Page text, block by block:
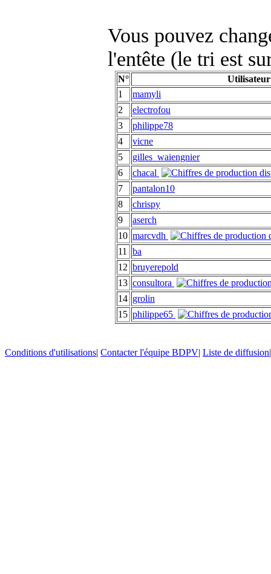
Vous pouvez
l'entête (le tri est
N°
Utilisateur
1
mamyli
2
electrofou
3
philippe78
4
vicne
5
gilles_waiengnier
6
chacal
7
pantalon10
8
chrispy
9
aserch
10 marcvdh
11
ba
12 bruyerepold
13 consultora
14 grolin
15 philippe65
Conditions d'utilisations| Contacter l'équipe BDPV| Liste de diffusion